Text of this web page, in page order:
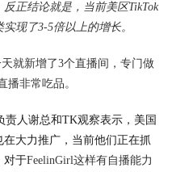
正结论就是，当前美区TikTok
现了3-5倍以上的增长。
就新增了3个直播间，专门做
播非常吃品。
责人谢总和TK观察表示，美国
大力推广，当前他们正在抓
对于FeelinGirl这样有自播能力